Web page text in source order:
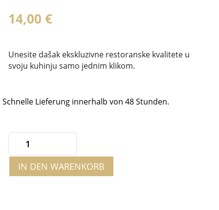
14,00 €
Unesite dašak ekskluzivne restoranske kvalitete u
svoju kuhinju samo jednim klikom.
Schnelle Lieferung innerhalb von 48 Stunden.
Kraljevski
umak
IN DEN WARENKORB